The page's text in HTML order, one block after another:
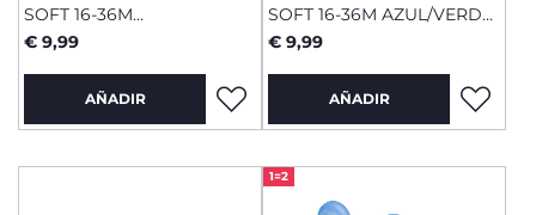
SOFT 16-36M
ROSA/MAGENTA 2
UNIDADES
€ 9,99
AÑADIR
SOFT 16-36M AZUL/VERDE
2 UDS
€ 9,99
AÑADIR
1=2